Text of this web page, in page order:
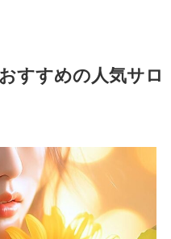
すすめの人気サロ